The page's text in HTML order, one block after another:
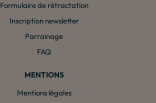
Formulaire de rétractation
Inscription newsletter
Parrainage
FAQ
MENTIONS
Mentions légales